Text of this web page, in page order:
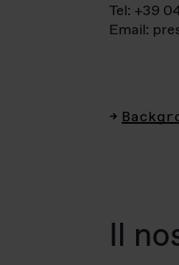
Tel: +39
Email:
Il